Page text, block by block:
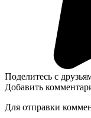
Поделитесь с
Добавить
Для отправки